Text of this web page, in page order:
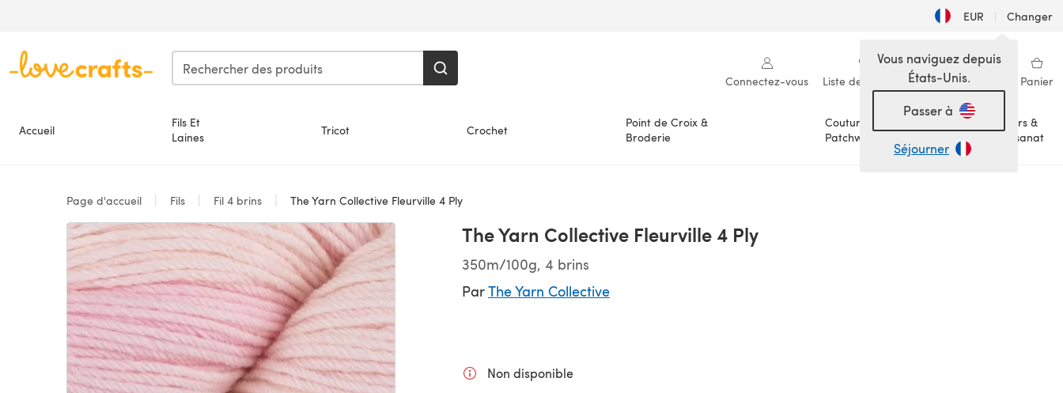
EUR | Changer
Connectez-vous Liste de souhaits Ma bibliothèque Panier
Accueil
Fils Et
Laines
Tricot Crochet
Point de Croix &
Broderie
Couture &
Patchwork
Loisirs &
Artisanat
Vous naviguez depuis
États-Unis.
Passer à
Séjourner
Page d'accueil Fils Fil 4 brins The Yarn Collective Fleurville 4 Ply
The Yarn Collective Fleurville 4 Ply
350m/100g, 4 brins
ParThe Yarn Collective
Non disponible